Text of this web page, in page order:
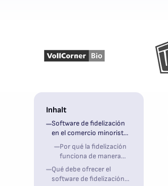
Inhalt
Software de fidelización
en el comercio minorista
de alimentación: Por qué
el tema es prioritario para
Por qué la fidelización
funciona de manera
diferente en el
comercio minorista de
Qué debe ofrecer el
software de fidelización